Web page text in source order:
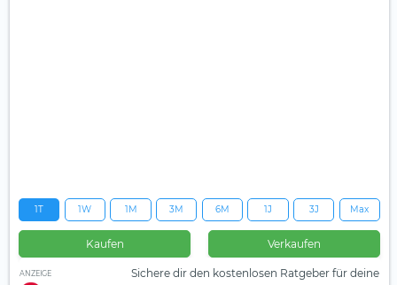
1T 1W 1M 3M 6M 1J 3J Max
Kaufen Verkaufen
ANZEIGE
Sichere dir den kostenlosen Ratgeber für deine